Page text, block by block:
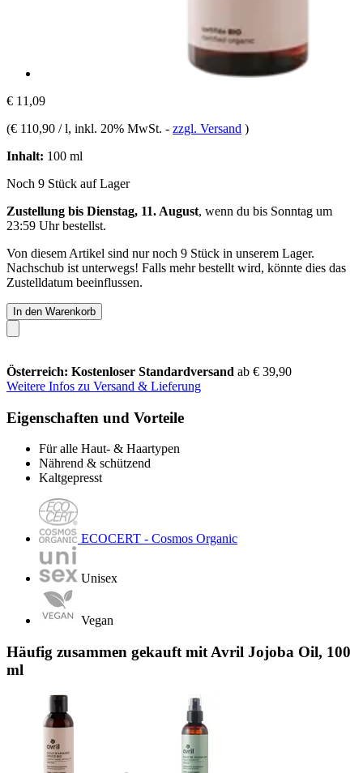
€ 11,09
(€ 110,90 / l, inkl. 20% MwSt. - zzgl. Versand )
Inhalt: 100 ml
Noch 9 Stück auf Lager
Zustellung bis Dienstag, 11. August, wenn du bis Sonntag um
23:59 Uhrbestellst.
Von diesem Artikel sind nur noch 9 Stück in unserem Lager.
Nachschub ist unterwegs! Falls mehr bestellt wird, könnte dies das
Zustelldatum beeinflussen.
In den Warenkorb
Österreich: Kostenloser Standardversand ab € 39,90
Weitere Infos zu Versand & Lieferung
Eigenschaften und Vorteile
Für alle Haut- & Haartypen
Nährend & schützend
Kaltgepresst
ECOCERT - Cosmos Organic
Unisex
Vegan
Häufig zusammen gekauft mit Avril Jojoba Oil, 100
ml